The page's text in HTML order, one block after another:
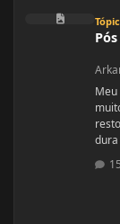
Pós aplicacao de
resto das